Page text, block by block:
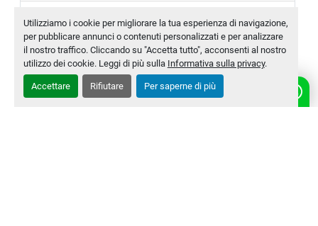
Utilizziamo i cookie per migliorare la tua esperienza di navigazione,
per pubblicare annunci o contenuti personalizzati e per analizzare
il nostro traffico. Cliccando su "Accetta tutto", acconsenti al nostro
utilizzo dei cookie. Leggi di più sulla Informativa sulla privacy.
Accettare Rifiutare Per saperne di più
Modello PC
Numero di magazzino MLTC-0005-WH